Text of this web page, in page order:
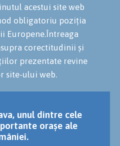
acestui site web
obligatoriu poziția
Europene.Întreaga
corectitudinii și
prezentate revine
site-ului web.
unul dintre cele
orașe ale